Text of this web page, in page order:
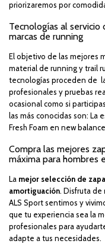
priorizaremos por
Tecnologías al servicio
marcas de running
El objetivo de las mejores
material de running y trail
tecnologías proceden de
profesionales y pruebas
ocasional como si
las más conocidas son: La
Fresh Foam en new
Compra las mejores
máxima para hombres
La mejor selección de
amortiguación. Disfruta de
ALS Sport sentimos y
que tu experiencia sea la
profesionales para
adapte a tus necesidades.